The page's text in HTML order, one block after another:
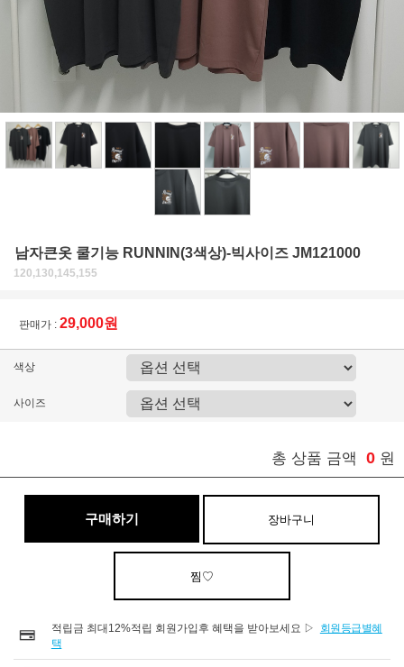
남자큰옷 쿨기능 RUNNIN(3색상)-빅사이즈 JM121000
120,130,145,155
판매가 : 29,000원
색상
사이즈
총 상품 금액 0 원
구매하기 장바구니
찜♡
적립금 최대12%적립 회원가입후 혜택을 받아보세요 ▷
회원등급별혜
택